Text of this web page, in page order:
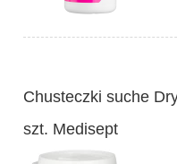
Chusteczki suche
szt. Medisept